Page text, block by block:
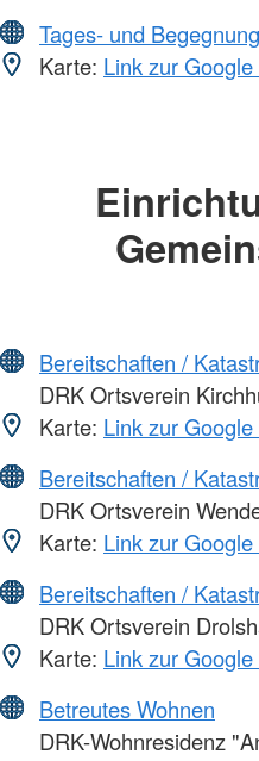
Tages- und
Karte: Link zur
Bereitschaften /
DRK Ortsverein
Karte: Link zur
Bereitschaften /
DRK Ortsverein
Karte: Link zur
Bereitschaften /
DRK Ortsverein
Karte: Link zur
Betreutes Wohnen
DRK-Wohnresidenz